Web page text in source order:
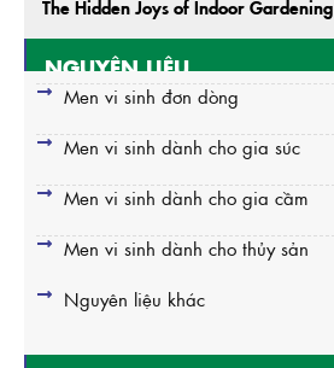
The Hidden Joys of Indoor Gardening
NGUYÊN LIỆU
Men vi sinh đơn dòng
Men vi sinh dành cho gia súc
Men vi sinh dành cho gia cầm
Men vi sinh dành cho thủy sản
Nguyên liệu khác